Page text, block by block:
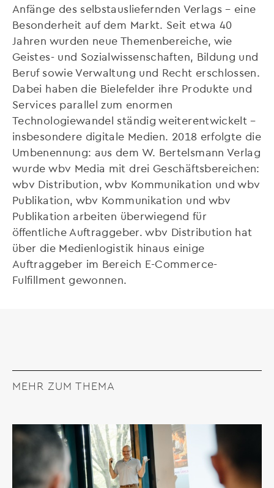
Anfänge des selbstausliefernden Verlags – eine
Besonderheit auf dem Markt. Seit etwa 40
Jahren wurden neue Themenbereiche, wie
Geistes- und Sozialwissenschaften, Bildung und
Beruf sowie Verwaltung und Recht erschlossen.
Dabei haben die Bielefelder ihre Produkte und
Services parallel zum enormen
Technologiewandel ständig weiterentwickelt –
insbesondere digitale Medien. 2018 erfolgte die
Umbenennung: aus dem W. Bertelsmann Verlag
wurde wbv Media mit drei Geschäftsbereichen:
wbv Distribution, wbv Kommunikation und wbv
Publikation, wbv Kommunikation und wbv
Publikation arbeiten überwiegend für
öffentliche Auftraggeber. wbv Distribution hat
über die Medienlogistik hinaus einige
Auftraggeber im Bereich E-Commerce-
Fulfillment gewonnen.
MEHR ZUM THEMA